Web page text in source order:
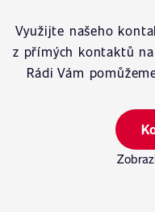
Využijte našeho
z přímých kontaktů
Rádi Vám